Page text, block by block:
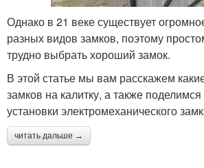
Однако в 21 веке существует
разных видов замков, поэтому
трудно выбрать хороший замок.
В этой статье мы вам расскажем
замков на калитку, а также
установки электромеханического
читать дальше →